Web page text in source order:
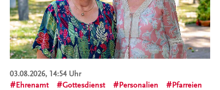
03.08.2026, 14:54 Uhr
Ehrenamt
Gottesdienst Personalien
Pfarreien